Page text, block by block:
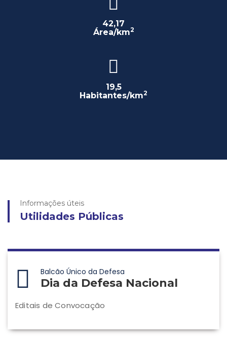
42,17
Área/km2
19,5
Habitantes/km2
Informações úteis
Utilidades Públicas
Balcão Único da Defesa
Dia da Defesa Nacional
Editais de Convocação